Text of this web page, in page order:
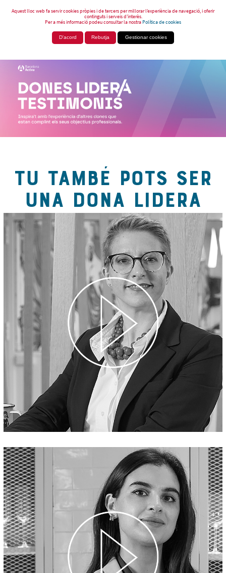
Aquest lloc web fa servir cookies pròpies i de tercers per millorar l’experiència de navegació, i oferir
continguts i serveis d’interès.
Per a més informació podeu consultar la nostraPolítica de cookies
D'acord Rebutja Gestionar cookies
TU TAMBÉ POTS SER
UNA DONA LIDERA